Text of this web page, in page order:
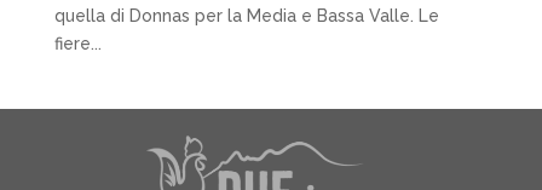
quella di Donnas per la Media e Bassa Valle. Le
fiere...